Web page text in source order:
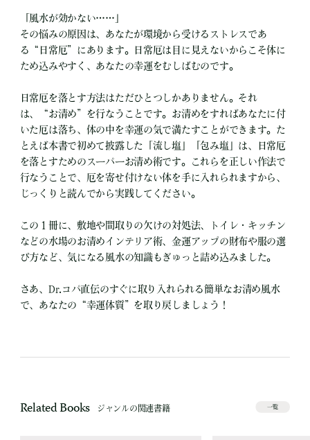
「風水が効かない……」
その悩みの原因は、あなたが環境から受けるストレスであ
る“日常厄”にあります。日常厄は目に見えないからこそ体に
ため込みやすく、あなたの幸運をむしばむのです。
日常厄を落とす方法はただひとつしかありません。それ
は、“お清め”を行なうことです。お清めをすればあなたに付
いた厄は落ち、体の中を幸運の気で満たすことができます。た
とえば本書で初めて披露した「流し塩」「包み塩」は、日常厄
を落とすためのスーパーお清め術です。これらを正しい作法で
行なうことで、厄を寄せ付けない体を手に入れられますから、
じっくりと読んでから実践してください。
この１冊に、敷地や間取りの欠けの対処法、トイレ・キッチン
などの水場のお清めインテリア術、金運アップの財布や服の選
び方など、気になる風水の知識もぎゅっと詰め込みました。
さあ、Dr.コパ直伝のすぐに取り入れられる簡単なお清め風水
で、あなたの“幸運体質”を取り戻しましょう！
Related Books ジャンルの関連書籍 一覧